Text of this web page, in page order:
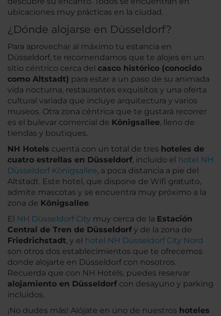
ubicaciones muy prácticas en la ciudad.
¿Dónde alojarse en Düsseldorf?
Para aprovechar al máximo tu estancia en
Düsseldorf, te recomendamos que te alojes en un
sitio céntrico cerca del casco histórico (conocido
como Altstadt) para estar a un paso de su animada
vida nocturna, restaurantes exquisitos y una oferta
cultural variada que incluye arquitectura y varios
museos. Otra zona céntrica que te gustará recorrer
es el bulevar comercial de Königsallee, lleno de
tiendas y boutiques.
NH Hotels cuenta con un total de tres hoteles de
cuatro estrellas en Düsseldorf, incluido el hotel NH
Düsseldorf Königsallee, a poca distancia a pie del
Altstadt. Este hotel, que dispone de Wifi gratuito,
admite mascotas y se encuentra muy próximo a la
zona de Königsallee.
El NH Düsseldorf City muy cerca de la Estación
Central de Tren de Düsseldorf y de la zona de
Friedrichstadt, y el hotel NH Düsseldorf City Nord
son otros dos establecimientos que te ofrecemos
donde alojarte en Düsseldorf con nosotros.
Recuerda que con NH Hotels, puedes reservar
alojamiento en Düsseldorf con desayuno y parking
incluidos.
¡No dudes más! Alójate en uno de nuestros hoteles